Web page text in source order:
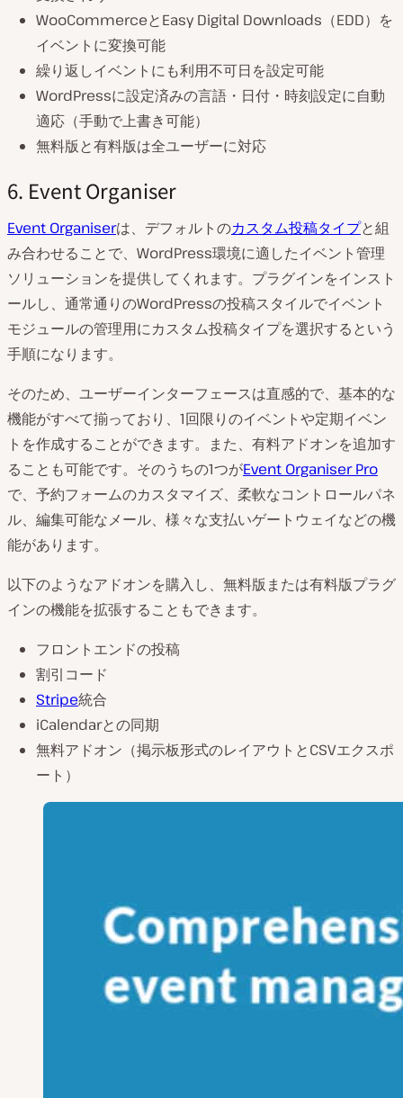
WooCommerceとEasy Digital Downloads（EDD）を
イベントに変換可能
繰り返しイベントにも利用不可日を設定可能
WordPressに設定済みの言語・日付・時刻設定に自動
適応（手動で上書き可能）
無料版と有料版は全ユーザーに対応
6. Event Organiser
Event Organiserは、デフォルトのカスタム投稿タイプと組
み合わせることで、WordPress環境に適したイベント管理
ソリューションを提供してくれます。プラグインをインスト
ールし、通常通りのWordPressの投稿スタイルでイベント
モジュールの管理用にカスタム投稿タイプを選択するという
手順になります。
そのため、ユーザーインターフェースは直感的で、基本的な
機能がすべて揃っており、1回限りのイベントや定期イベン
トを作成することができます。また、有料アドオンを追加す
ることも可能です。そのうちの1つがEvent Organiser Pro
で、予約フォームのカスタマイズ、柔軟なコントロールパネ
ル、編集可能なメール、様々な支払いゲートウェイなどの機
能があります。
以下のようなアドオンを購入し、無料版または有料版プラグ
インの機能を拡張することもできます。
フロントエンドの投稿
割引コード
Stripe統合
iCalendarとの同期
無料アドオン（掲示板形式のレイアウトとCSVエクスポ
ート）